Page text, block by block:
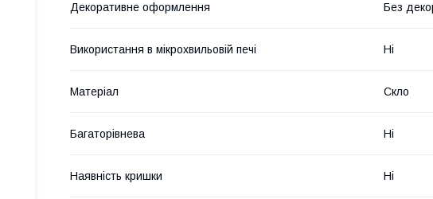
Декоративне оформлення Без
Використання в мікрохвильовій печі Ні
Матеріал Скло
Багаторівнева Ні
Наявність кришки Ні